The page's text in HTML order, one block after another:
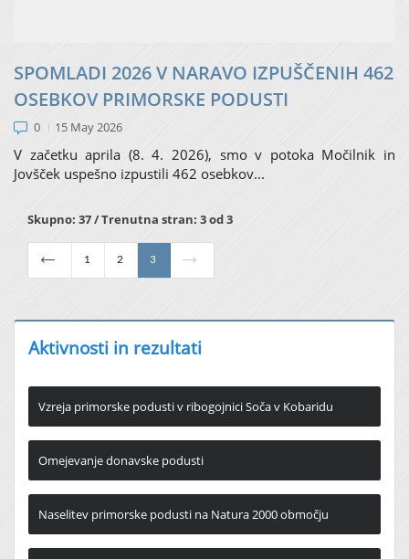
SPOMLADI 2026 V NARAVO IZPUŠČENIH 462
OSEBKOV PRIMORSKE PODUSTI
0 15 May 2026
V začetku aprila (8. 4. 2026), smo v potoka Močilnik in
Jovšček uspešno izpustili 462 osebkov...
Skupno: 37 / Trenutna stran: 3 od 3
1 2 3
Aktivnosti in rezultati
Vzreja primorske podusti v ribogojnici Soča v Kobaridu
Omejevanje donavske podusti
Naselitev primorske podusti na Natura 2000 območju